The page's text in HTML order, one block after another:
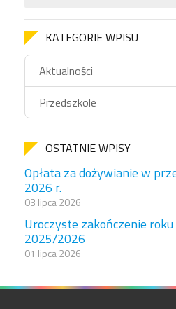
KATEGORIE WPISU
Aktualności
Przedszkole
OSTATNIE WPISY
Opłata za dożywianie w
2026 r.
03 lipca 2026
Uroczyste zakończenie
2025/2026
01 lipca 2026